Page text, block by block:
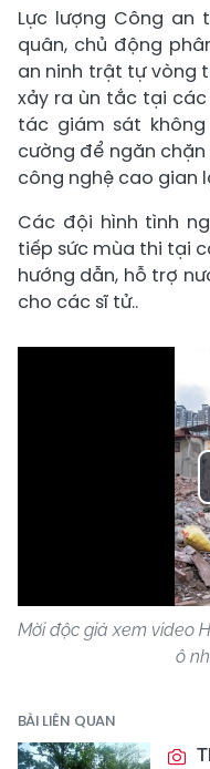
Lực lượng Công an
quân, chủ động
an ninh trật tự vòng
xảy ra ùn tắc tại
tác giám sát
cường để ngăn
công nghệ cao gian
Các đội hình tình
tiếp sức mùa thi tại
hướng dẫn, hỗ trợ
cho các sĩ tử..
Mời độc giả xem video
ô
BÀI LIÊN QUAN